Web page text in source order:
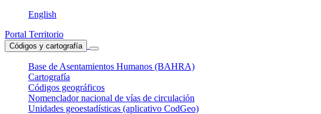
English
Portal Territorio
Códigos y cartografía
Base de Asentamientos Humanos (BAHRA)
Cartografía
Códigos geográficos
Nomenclador nacional de vías de circulación
Unidades geoestadísticas (aplicativo CodGeo)